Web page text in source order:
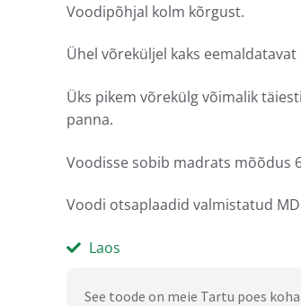
Voodipõhjal kolm kõrgust.
Ühel võreküljel kaks
Üks pikem võrekülg võimalik
panna.
Voodisse sobib madrats mõõdus
Voodi otsaplaadid valmistatud
Laos
See toode on meie Tartu poes